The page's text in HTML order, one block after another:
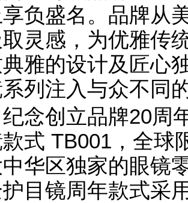
负盛名。品牌从
灵感，为优雅传
雅的设计及匠心
列注入与众不同
创立品牌20周
式 TB001，全球
华区独家的眼镜
目镜周年款式采